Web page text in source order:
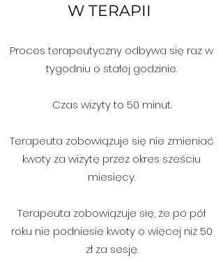
W TERAPII
Proces terapeutyczny odbywa się raz w
tygodniu o stałej godzinie.
Czas wizyty to 50 minut.
Terapeuta zobowiązuje się nie zmieniać
kwoty za wizytę przez okres sześciu
miesięcy.
Terapeuta zobowiązuje się, że po pół
roku nie podniesie kwoty o więcej niż 50
zł za sesję.